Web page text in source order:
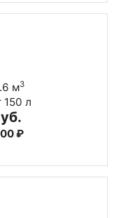
м3
150 л
₽